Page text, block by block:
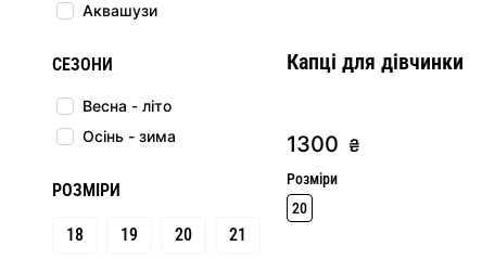
Аквашузи
СЕЗОНИ
Весна - літо
Осінь - зима
РОЗМІРИ
18 19 20 21
Капці для дівчинки
1300 ₴
Розміри
20